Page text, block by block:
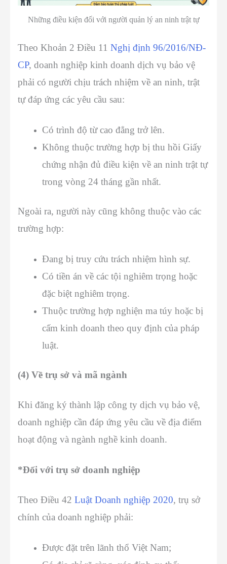
Những điều kiện đối với người quản lý an ninh trật tự
Theo Khoản 2 Điều 11 Nghị định 96/2016/NĐ-
CP, doanh nghiệp kinh doanh dịch vụ bảo vệ
phải có người chịu trách nhiệm về an ninh, trật
tự đáp ứng các yêu cầu sau:
Có trình độ từ cao đẳng trở lên.
Không thuộc trường hợp bị thu hồi Giấy
chứng nhận đủ điều kiện về an ninh trật tự
trong vòng 24 tháng gần nhất.
Ngoài ra, người này cũng không thuộc vào các
trường hợp:
Đang bị truy cứu trách nhiệm hình sự.
Có tiền án về các tội nghiêm trọng hoặc
đặc biệt nghiêm trọng.
Thuộc trường hợp nghiện ma túy hoặc bị
cấm kinh doanh theo quy định của pháp
luật.
(4) Về trụ sở và mã ngành
Khi đăng ký thành lập công ty dịch vụ bảo vệ,
doanh nghiệp cần đáp ứng yêu cầu về địa điểm
hoạt động và ngành nghề kinh doanh.
*Đối với trụ sở doanh nghiệp
Theo Điều 42 Luật Doanh nghiệp 2020, trụ sở
chính của doanh nghiệp phải:
Được đặt trên lãnh thổ Việt Nam;